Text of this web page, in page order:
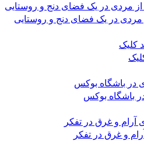
مردی در یک فضای دنج و روستایی
باشگاه بوکس
و غرق در تفکر